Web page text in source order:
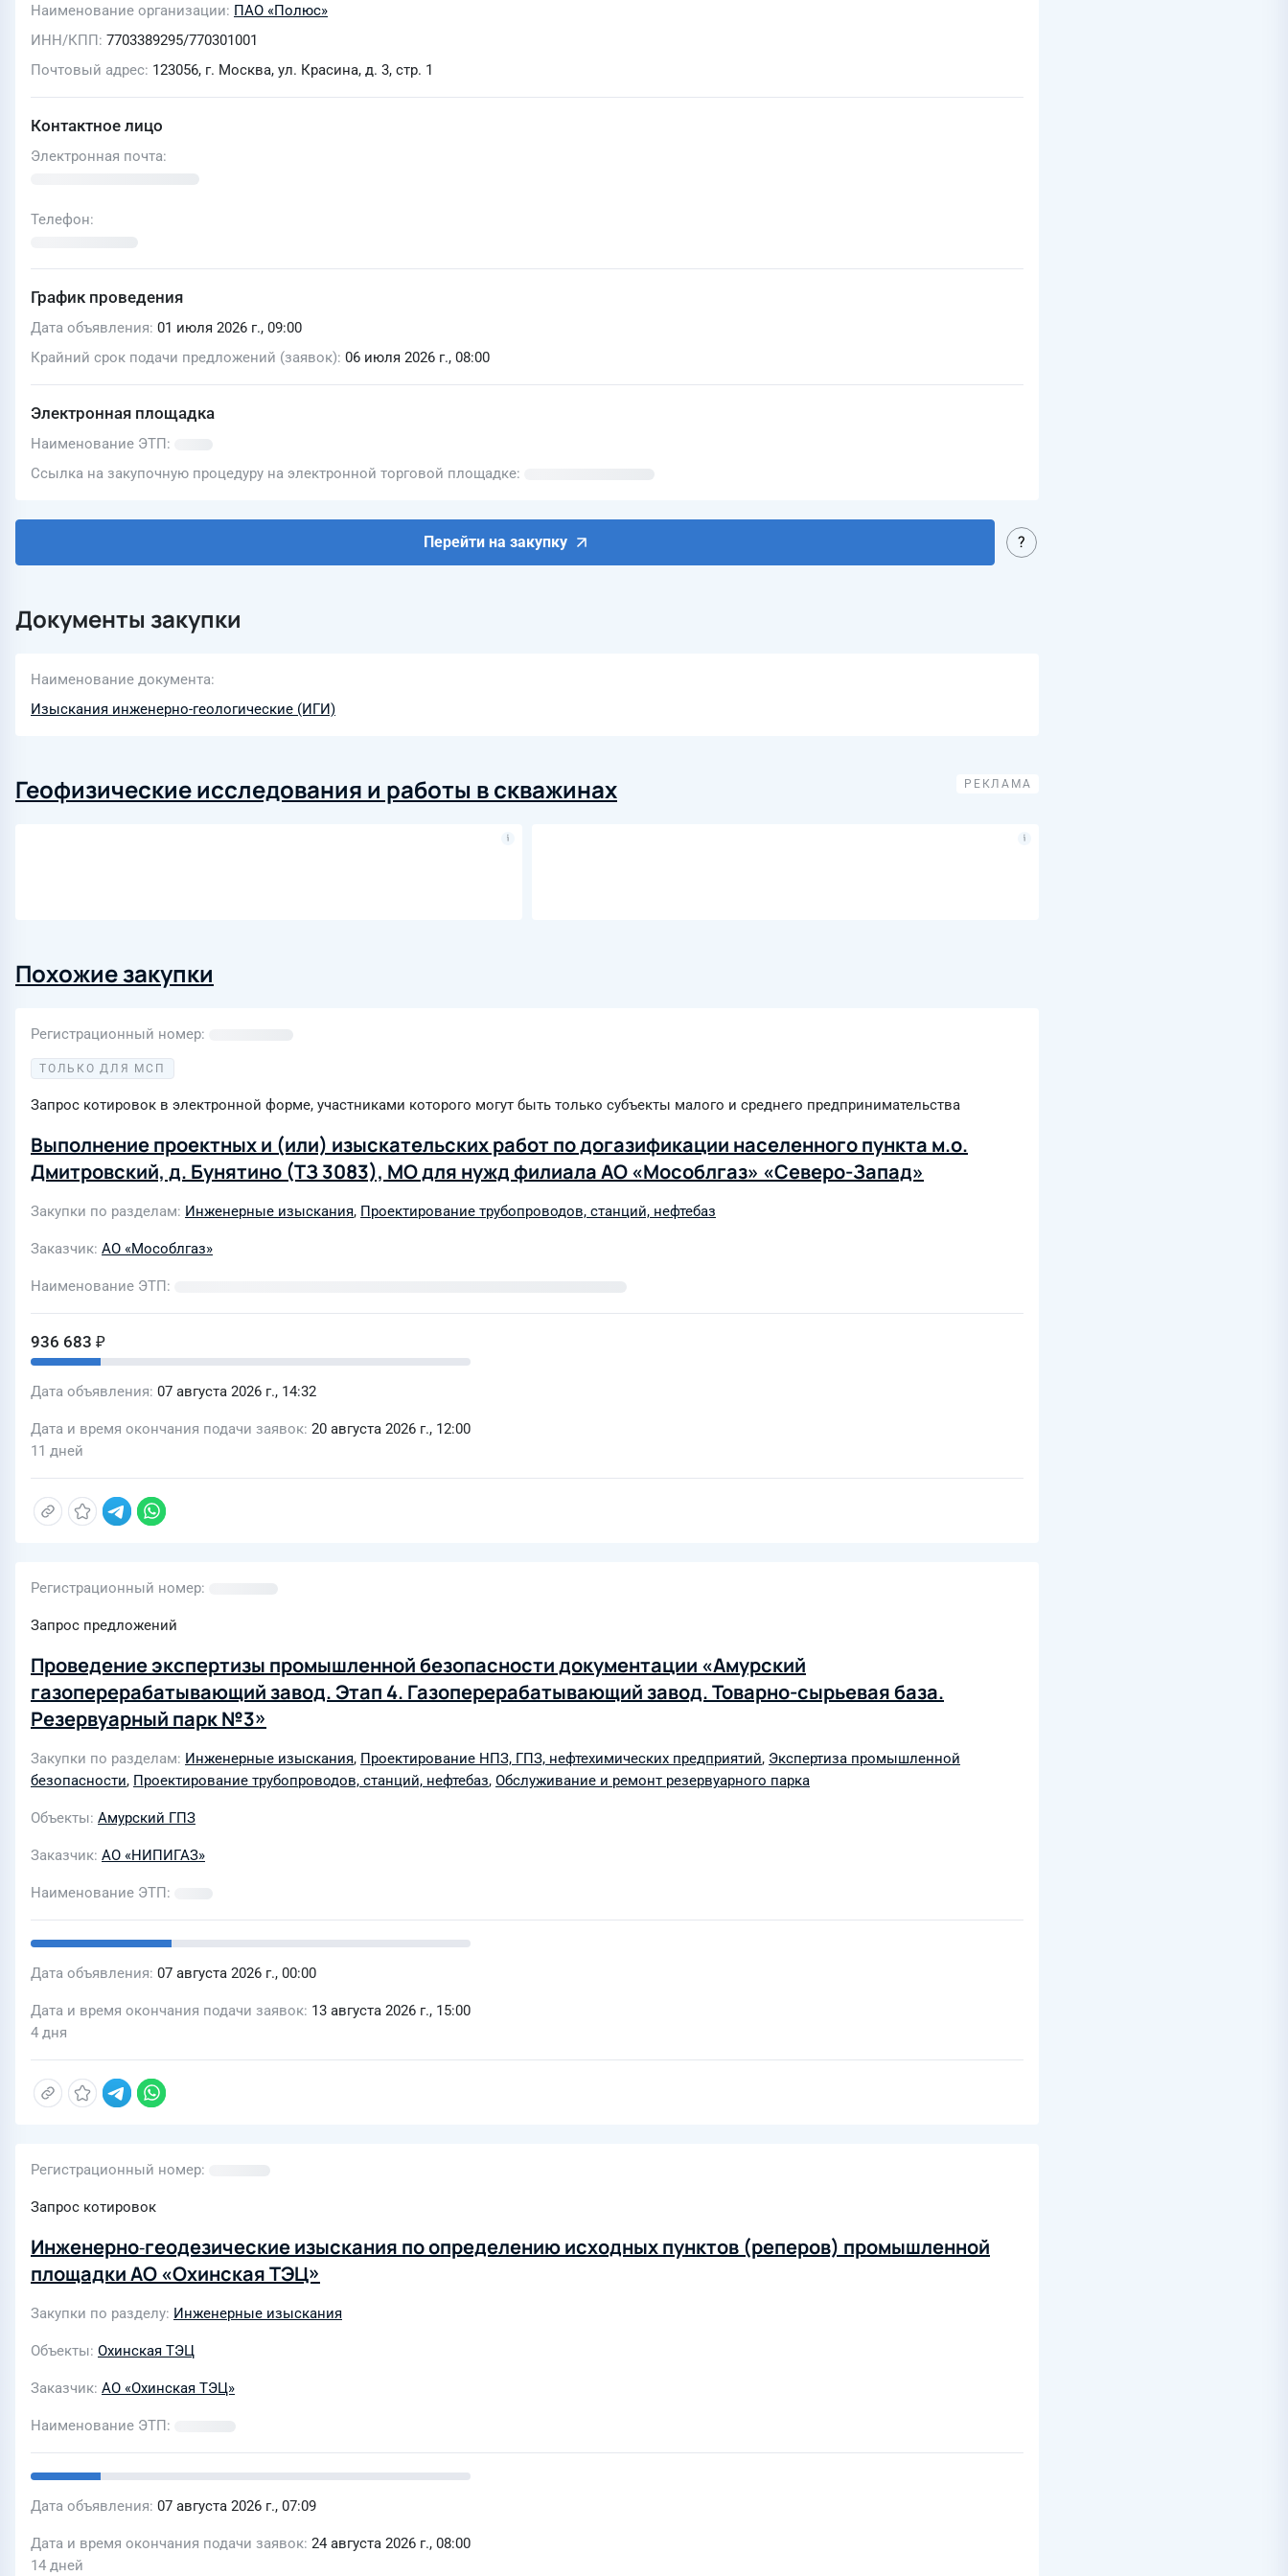
Наименование организации ПАО «Полюс»
ИНН/КПП 7703389295/770301001
Почтовый адрес 123056, г. Москва, ул. Красина, д. 3, стр. 1
Контактное лицо
Электронная почта
Телефон
График проведения
Дата объявления 01 июля 2026 г., 09:00
Крайний срок подачи предложений (заявок) 06 июля 2026 г., 08:00
Электронная площадка
Наименование ЭТП
Ссылка на закупочную процедуру на электронной торговой площадке
Перейти на закупку
Документы закупки
Наименование документа
Изыскания инженерно-геологические (ИГИ)
Геофизические исследования и работы в скважинах
Похожие закупки
Регистрационный номер
ТОЛЬКО ДЛЯ МСП
Запрос котировок в электронной форме, участниками которого могут быть только субъекты малого и среднего предпринимательства
Выполнение проектных и (или) изыскательских работ по догазификации населенного пункта м.о.
Дмитровский, д. Бунятино (ТЗ 3083), МО для нужд филиала АО «Мособлгаз» «Северо-Запад»
Закупки по разделам Инженерные изыскания, Проектирование трубопроводов, станций, нефтебаз
Заказчик АО «Мособлгаз»
Наименование ЭТП
936 683 ₽
Дата объявления 07 августа 2026 г., 14:32
Дата и время окончания подачи заявок 20 августа 2026 г., 12:00
11 дней
Регистрационный номер
Запрос предложений
Проведение экспертизы промышленной безопасности документации «Амурский
газоперерабатывающий завод. Этап 4. Газоперерабатывающий завод. Товарно-сырьевая база.
Резервуарный парк №3»
Закупки по разделам Инженерные изыскания, Проектирование НПЗ, ГПЗ, нефтехимических предприятий, Экспертиза промышленной
безопасности, Проектирование трубопроводов, станций, нефтебаз, Обслуживание и ремонт резервуарного парка
Объекты Амурский ГПЗ
Заказчик АО «НИПИГАЗ»
Наименование ЭТП
Дата объявления 07 августа 2026 г., 00:00
Дата и время окончания подачи заявок 13 августа 2026 г., 15:00
4 дня
Регистрационный номер
Запрос котировок
Инженерно‑геодезические изыскания по определению исходных пунктов (реперов) промышленной
площадки АО «Охинская ТЭЦ»
Закупки по разделу Инженерные изыскания
Объекты Охинская ТЭЦ
Заказчик АО «Охинская ТЭЦ»
Наименование ЭТП
Дата объявления 07 августа 2026 г., 07:09
Дата и время окончания подачи заявок 24 августа 2026 г., 08:00
14 дней